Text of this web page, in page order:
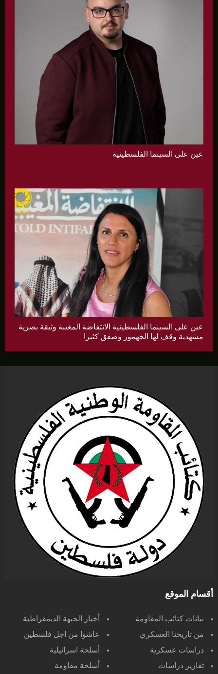
عين على السينما الفلسطينية
عين على السينما الفلسطينية الانتفاضة المغيبة وثيقة بصرية
مشهدية وقف لها الجهمور وصفق كثيرا
أقسام الموقع
بيانات كتائب المقاومة
أخبار الجبهة الديمقراطية
من تاريخنا العسكري
عاشوا من اجل فلسطين
دراسات عسكرية
أسلحة اسرائيلية
تقارير دراسات
أسلحة مقاومة